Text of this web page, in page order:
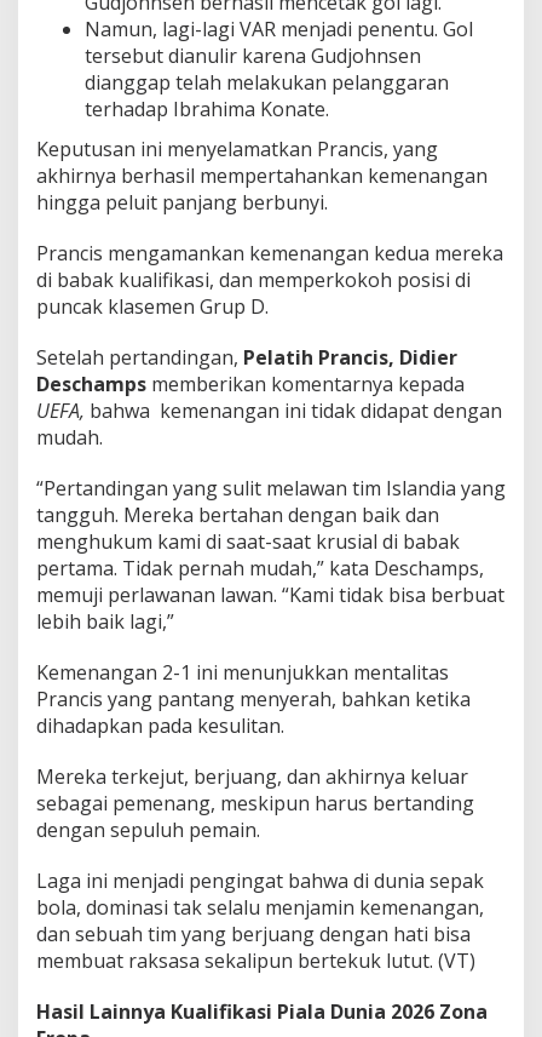
Namun, lagi-lagi VAR menjadi penentu. Gol
tersebut dianulir karena Gudjohnsen
dianggap telah melakukan pelanggaran
terhadap Ibrahima Konate.
Keputusan ini menyelamatkan Prancis, yang
akhirnya berhasil mempertahankan kemenangan
hingga peluit panjang berbunyi.
Prancis mengamankan kemenangan kedua mereka
di babak kualifikasi, dan memperkokoh posisi di
puncak klasemen Grup D.
Setelah pertandingan, Pelatih Prancis, Didier
Deschamps memberikan komentarnya kepada
UEFA, bahwa kemenangan ini tidak didapat dengan
mudah.
“Pertandingan yang sulit melawan tim Islandia yang
tangguh. Mereka bertahan dengan baik dan
menghukum kami di saat-saat krusial di babak
pertama. Tidak pernah mudah,” kata Deschamps,
memuji perlawanan lawan. “Kami tidak bisa berbuat
lebih baik lagi,”
Kemenangan 2-1 ini menunjukkan mentalitas
Prancis yang pantang menyerah, bahkan ketika
dihadapkan pada kesulitan.
Mereka terkejut, berjuang, dan akhirnya keluar
sebagai pemenang, meskipun harus bertanding
dengan sepuluh pemain.
Laga ini menjadi pengingat bahwa di dunia sepak
bola, dominasi tak selalu menjamin kemenangan,
dan sebuah tim yang berjuang dengan hati bisa
membuat raksasa sekalipun bertekuk lutut. (VT)
Hasil Lainnya Kualifikasi Piala Dunia 2026 Zona